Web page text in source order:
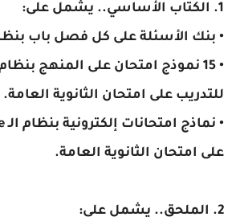
1. الكتاب الأساسي.. يشمل على:
• بنك الأسئلة على كل فصل باب
• 15 نموذج امتحان على المنهج
للتدريب على امتحان الثانوية العامة.
على امتحان الثانوية العامة.
2. الملحق.. يشمل على: